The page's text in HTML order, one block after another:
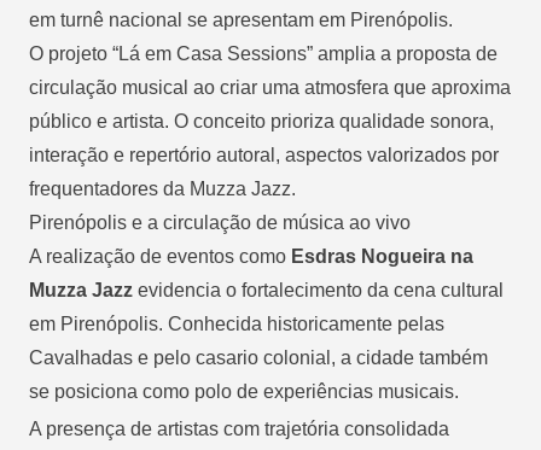
em turnê nacional se apresentam em Pirenópolis.
O projeto “Lá em Casa Sessions” amplia a proposta de
circulação musical ao criar uma atmosfera que aproxima
público e artista. O conceito prioriza qualidade sonora,
interação e repertório autoral, aspectos valorizados por
frequentadores da Muzza Jazz.
Pirenópolis e a circulação de música ao vivo
A realização de eventos como Esdras Nogueira na
Muzza Jazz evidencia o fortalecimento da cena cultural
em Pirenópolis. Conhecida historicamente pelas
Cavalhadas e pelo casario colonial, a cidade também
se posiciona como polo de experiências musicais.
A presença de artistas com trajetória consolidada